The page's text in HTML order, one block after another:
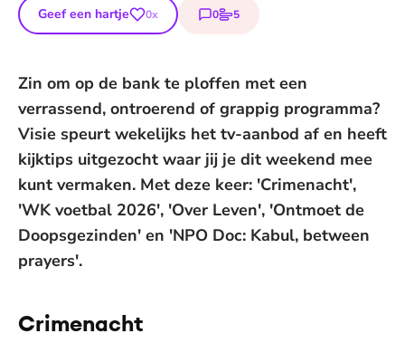
Geef een hartje 0x 0
reacties
5
stemmen
Zin om op de bank te ploffen met een
verrassend, ontroerend of grappig programma?
Visie speurt wekelijks het tv-aanbod af en heeft
kijktips uitgezocht waar jij je dit weekend mee
kunt vermaken. Met deze keer: 'Crimenacht',
'WK voetbal 2026', 'Over Leven', 'Ontmoet de
Doopsgezinden' en 'NPO Doc: Kabul, between
prayers'.
Crimenacht